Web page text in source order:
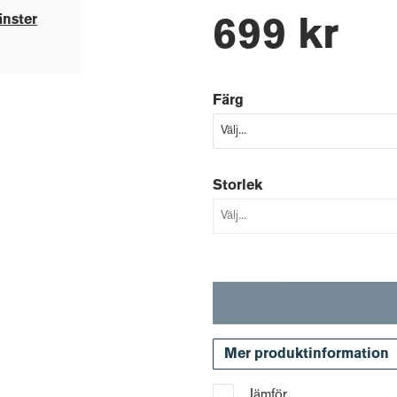
699 kr
Färg
Storlek
Mer produktinformation